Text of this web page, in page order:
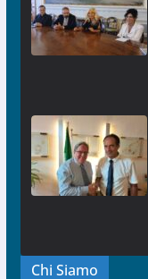
Chi Siamo